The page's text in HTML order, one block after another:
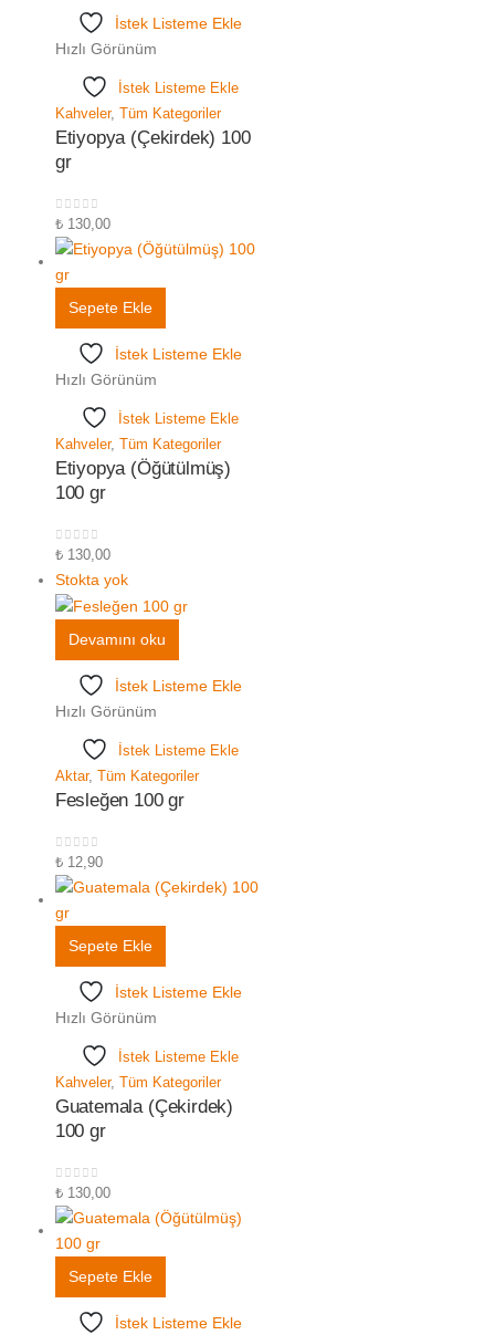
İstek Listeme Ekle
Hızlı Görünüm
İstek Listeme Ekle
Kahveler, Tüm Kategoriler
Etiyopya (Çekirdek) 100
gr
05 üzerinden
₺130,00
Sepete Ekle
İstek Listeme Ekle
Hızlı Görünüm
İstek Listeme Ekle
Kahveler, Tüm Kategoriler
Etiyopya (Öğütülmüş)
100 gr
05 üzerinden
₺130,00
Stokta yok
Devamını oku
İstek Listeme Ekle
Hızlı Görünüm
İstek Listeme Ekle
Aktar, Tüm Kategoriler
Fesleğen 100 gr
05 üzerinden
₺12,90
Sepete Ekle
İstek Listeme Ekle
Hızlı Görünüm
İstek Listeme Ekle
Kahveler, Tüm Kategoriler
Guatemala (Çekirdek)
100 gr
05 üzerinden
₺130,00
Sepete Ekle
İstek Listeme Ekle